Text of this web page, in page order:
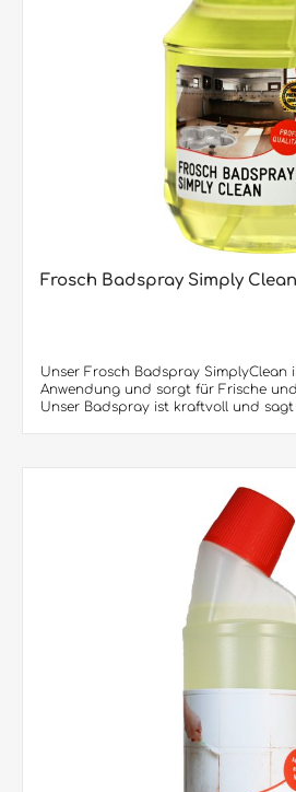
Frosch Badspray Simply Clean
Unser Frosch Badspray SimplyClean
Anwendung und sorgt für Frische
Unser Badspray ist kraftvoll und
Seifenreste, Schmutzablagerung und
beseitigt unangenehme Gerüche und
frischen, angenehmen DuftLieferbar
ml/Sprühflasche (12 Flaschen im
Europalette)10,1 KG/Kanister (60